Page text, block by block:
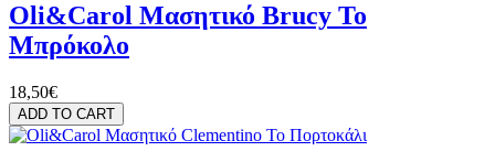
Oli&Carol Μασητικό Brucy Το
Μπρόκολο
18,50€
ADD TO CART